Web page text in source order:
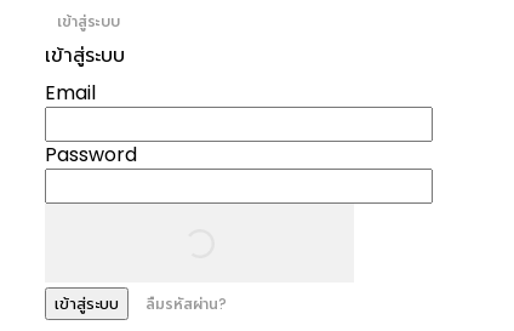
เข้าสู่ระบบ
เข้าสู่ระบบ
Email
Password
เข้าสู่ระบบ ลืมรหัสผ่าน?